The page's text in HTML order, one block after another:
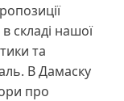
складі нашої
та
В Дамаску
про